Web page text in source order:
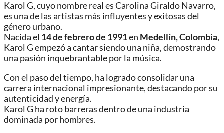
Karol G, cuyo nombre real es Carolina Giraldo Navarro,
es una de las artistas más influyentes y exitosas del
género urbano.
Nacida el 14 de febrero de 1991en Medellín, Colombia,
Karol G empezó a cantar siendo una niña, demostrando
una pasión inquebrantable por la música.
Con el paso del tiempo, ha logrado consolidar una
carrera internacional impresionante, destacando por su
autenticidad y energía.
Karol G ha roto barreras dentro de una industria
dominada por hombres.